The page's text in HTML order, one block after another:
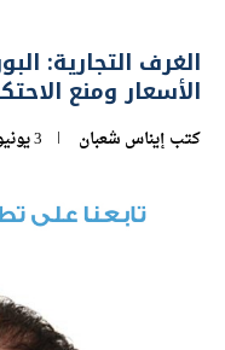
الغرف التجارية:
الأسعار ومنع
كتب إيناس شعبان 3 يونيو 2026 | 12:58 م